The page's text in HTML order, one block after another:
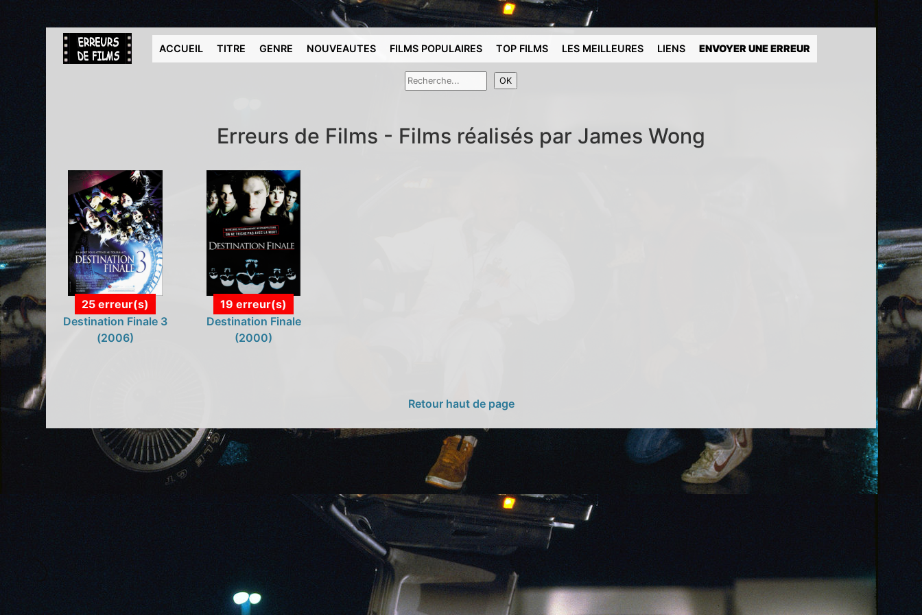
ACCUEIL TITRE GENRE NOUVEAUTES FILMS POPULAIRES TOP FILMS LES MEILLEURES LIENS ENVOYER UNE ERREUR
Erreurs de Films - Films réalisés par James Wong
25 erreur(s)
Destination Finale 3
(2006)
19 erreur(s)
Destination Finale
(2000)
Retour haut de page